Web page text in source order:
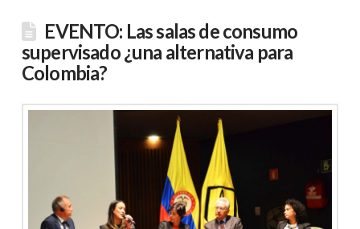
EVENTO: Las salas de consumo
supervisado ¿una alternativa para
Colombia?